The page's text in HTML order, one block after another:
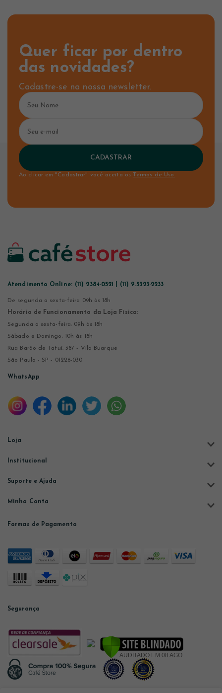
Quer ficar por dentro
das novidades?
Cadastre-se na nossa newsletter.
CADASTRAR
Ao clicar em "Cadastrar" você aceita os Termos de Uso.
Atendimento Online: (11) 2384-0521 | (11) 9.5323-2233
De segunda a sexta-feira 09h às 18h
Horário de Funcionamento da Loja Física:
Segunda a sexta-feira: 09h às 18h
Sábado e Domingo: 10h às 18h
Rua Barão de Tatuí, 387 - Vila Buarque
São Paulo - SP - 01226-030
WhatsApp
Loja
Institucional
Suporte e Ajuda
Minha Conta
Formas de Pagamento
Segurança